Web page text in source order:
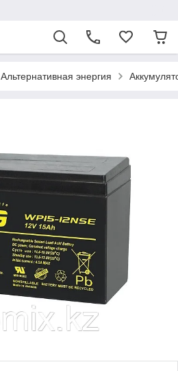
Альтернативная энергия